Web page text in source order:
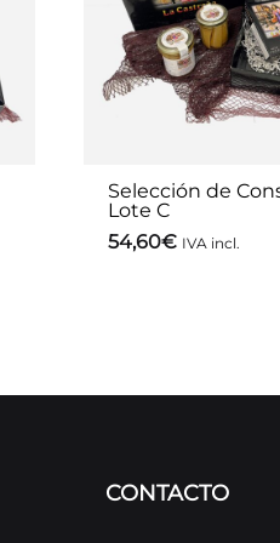
Selección de
Lote C
54,60€ IVA incl.
CONTACTO